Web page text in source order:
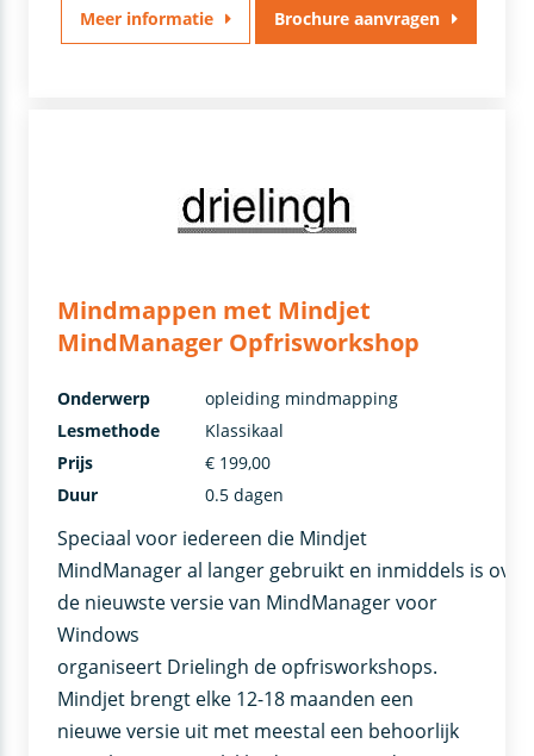
Meer informatie Brochure aanvragen
Mindmappen met Mindjet
MindManager Opfrisworkshop
Speciaal voor iedereen die Mindjet
MindManager al langer gebruikt en inmiddels is
de nieuwste versie van MindManager voor
Windows
organiseert Drielingh de opfrisworkshops.
Mindjet brengt elke 12-18 maanden een
nieuwe versie uit met meestal een behoorlijk
Onderwerp
opleiding mindmapping
Lesmethode
Klassikaal
Prijs
€ 199,00
Duur
0.5 dagen